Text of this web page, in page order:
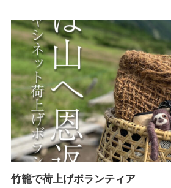
竹籠で荷上げボランティア